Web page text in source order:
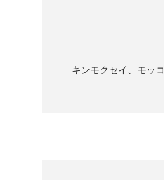
キンモクセイ、モッ